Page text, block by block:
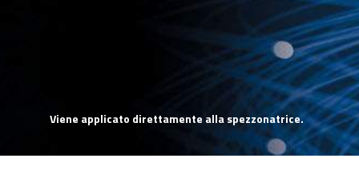
Viene applicato direttamente alla spezzonatrice.